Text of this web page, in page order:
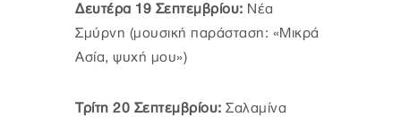
Δευτέρα 19 Σεπτεμβρίου: Νέα
Σμύρνη (μουσική παράσταση: «Μικρά
Ασία, ψυχή μου»)
Τρίτη 20 Σεπτεμβρίου: Σαλαμίνα